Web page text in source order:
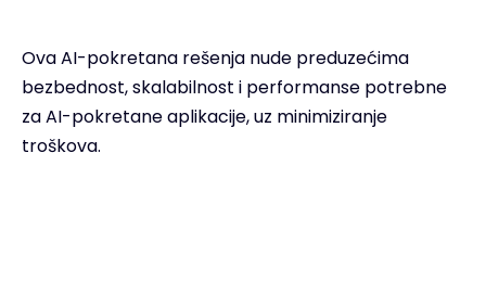
Ova AI-pokretana rešenja nude preduzećima
bezbednost, skalabilnost i performanse potrebne
za AI-pokretane aplikacije, uz minimiziranje
troškova.